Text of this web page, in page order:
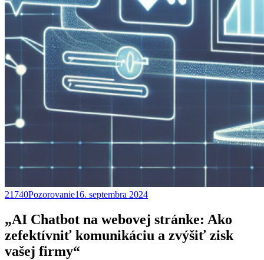
21740Pozorovanie16. septembra 2024
„AI Chatbot na webovej stránke: Ako
zefektívniť komunikáciu a zvýšiť zisk
vašej firmy“